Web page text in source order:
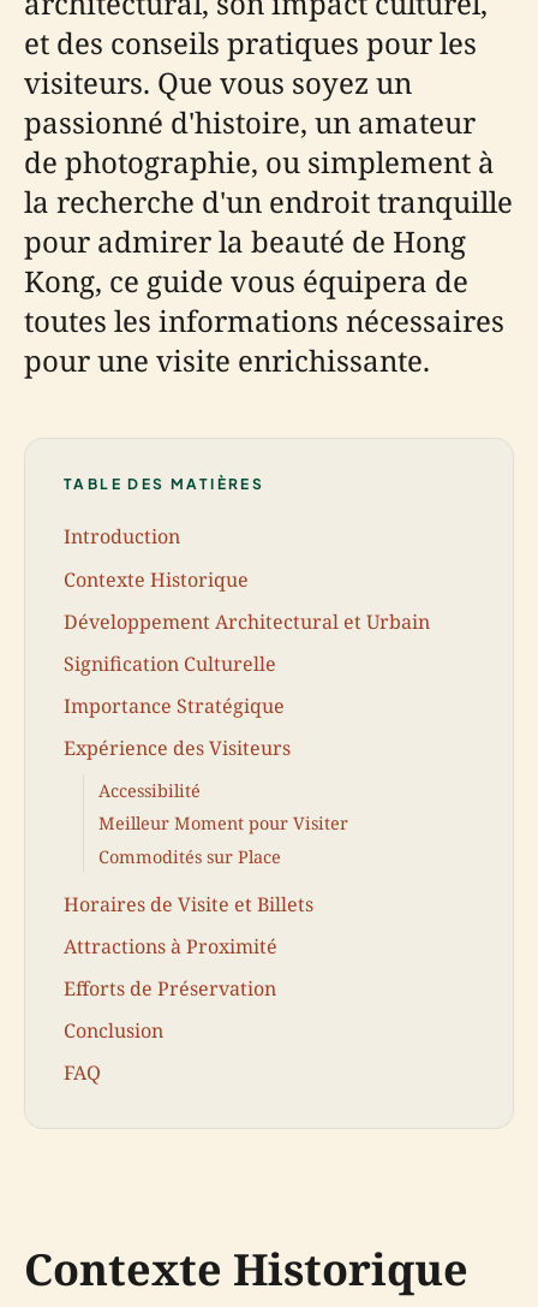
et des conseils pratiques pour les
visiteurs. Que vous soyez un
passionné d'histoire, un amateur
de photographie, ou simplement à
la recherche d'un endroit tranquille
pour admirer la beauté de Hong
Kong, ce guide vous équipera de
toutes les informations nécessaires
pour une visite enrichissante.
TABLE DES MATIÈRES
Introduction
Contexte Historique
Développement Architectural et Urbain
Signification Culturelle
Importance Stratégique
Expérience des Visiteurs
Accessibilité
Meilleur Moment pour Visiter
Commodités sur Place
Horaires de Visite et Billets
Attractions à Proximité
Efforts de Préservation
Conclusion
FAQ
Contexte Historique